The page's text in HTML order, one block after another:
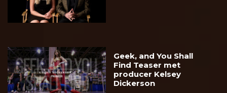
Geek, and You Shall
Find Teaser met
producer Kelsey
Dickerson